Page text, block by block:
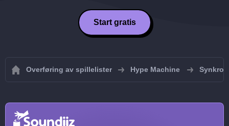
Start gratis
Overføring av spillelister Hype Machine